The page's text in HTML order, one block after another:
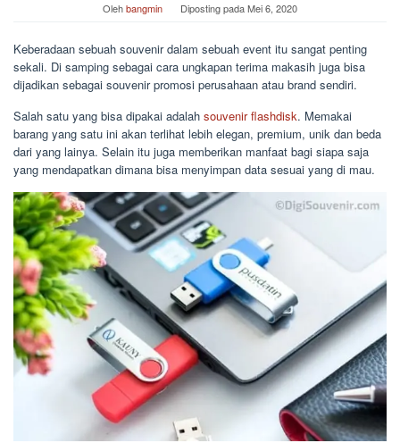
Olehbangmin Diposting padaMei 6, 2020
Keberadaan sebuah souvenir dalam sebuah event itu sangat penting
sekali. Di samping sebagai cara ungkapan terima makasih juga bisa
dijadikan sebagai souvenir promosi perusahaan atau brand sendiri.
Salah satu yang bisa dipakai adalah souvenir flashdisk. Memakai
barang yang satu ini akan terlihat lebih elegan, premium, unik dan beda
dari yang lainya. Selain itu juga memberikan manfaat bagi siapa saja
yang mendapatkan dimana bisa menyimpan data sesuai yang di mau.